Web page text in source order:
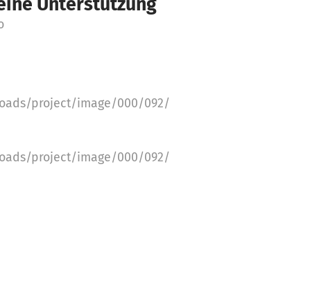
project/image/000/092/724/266282/
project/image/000/092/724/266279/
project/image/000/092/724/266280/